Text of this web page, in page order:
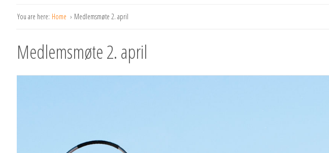
You are here: Home Medlemsmøte 2. april
Medlemsmøte 2. april